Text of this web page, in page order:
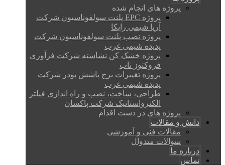
پروژه های انجام شده
پروژه EPC پلنت سولفوناسیون شرکت
آریا شیمی رایکا
پروژه نصب پلنت سولفوناسیون شرکت
پدیده شیمی غرب
پروژه خشک کن نشاسته شرکت فرآوری
فروکتوز ناب
پروژه تغییرات برج پاشش پودر شرکت
پدیده شیمی غرب
طراحی، ساخت، نصب و راه اندازی فیلتر
الکترواستاتیک شرکت پاکسان
پروژه های در دست اقدام
دانش و مقالات
مقالات فنی و آموزشی
سوالات متدوال
درباره ما
تماس